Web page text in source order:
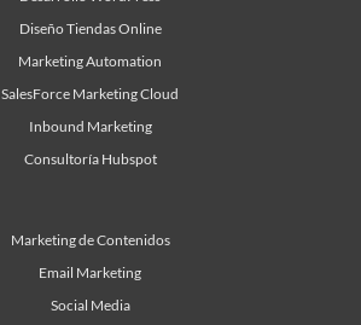
Diseño Tiendas Online
Marketing Automation
SalesForce Marketing Cloud
Inbound Marketing
Consultoría Hubspot
Marketing de Contenidos
Email Marketing
Social Media